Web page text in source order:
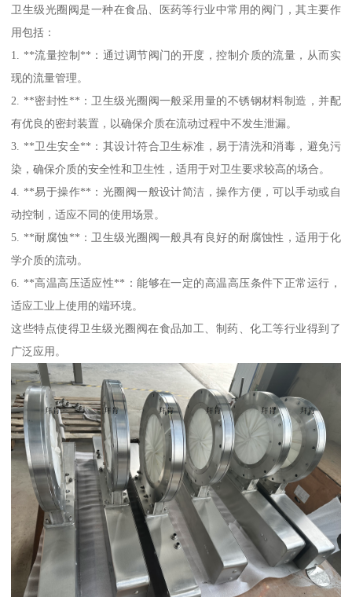
卫生级光圈阀是一种在食品、医药等行业中常用的阀门，其主要作
用包括：
1. **流量控制**：通过调节阀门的开度，控制介质的流量，从而实
现的流量管理。
2. **密封性**：卫生级光圈阀一般采用量的不锈钢材料制造，并配
有优良的密封装置，以确保介质在流动过程中不发生泄漏。
3. **卫生安全**：其设计符合卫生标准，易于清洗和消毒，避免污
染，确保介质的安全性和卫生性，适用于对卫生要求较高的场合。
4. **易于操作**：光圈阀一般设计简洁，操作方便，可以手动或自
动控制，适应不同的使用场景。
5. **耐腐蚀**：卫生级光圈阀一般具有良好的耐腐蚀性，适用于化
学介质的流动。
6. **高温高压适应性**：能够在一定的高温高压条件下正常运行，
适应工业上使用的端环境。
这些特点使得卫生级光圈阀在食品加工、制药、化工等行业得到了
广泛应用。